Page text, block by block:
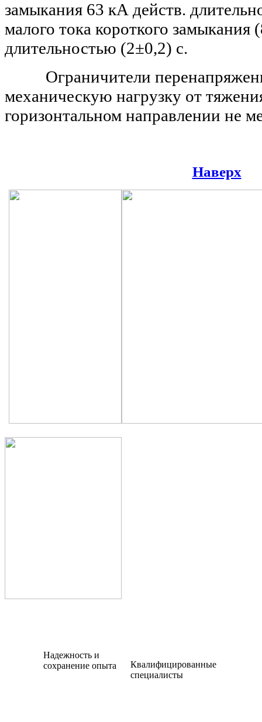
замыкания 63 кА действ.
малого тока короткого замыкания
длительностью (2±0,2) с.
Ограничители
механическую нагрузку от
горизонтальном направлении не
Наверх
Надежность и
сохранение опыта
Квалифицированные
специалисты